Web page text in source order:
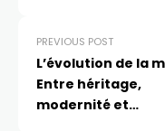
PREVIOUS POST
L’évolution de la
Entre héritage,
modernité et